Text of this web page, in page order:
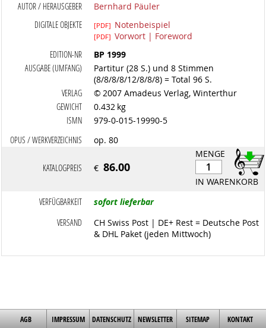
AUTOR / HERAUSGEBER
Bernhard Päuler
DIGITALE OBJEKTE
[PDF] Notenbeispiel
[PDF] Vorwort | Foreword
EDITION-NR
BP 1999
AUSGABE (UMFANG)
Partitur (28 S.) und 8 Stimmen
(8/8/8/8/12/8/8/8) = Total 96 S.
VERLAG
© 2007 Amadeus Verlag, Winterthur
GEWICHT
0.432 kg
ISMN
979-0-015-19990-5
OPUS / WERKVERZEICHNIS
op. 80
MENGE
IN WARENKORB
KATALOGPREIS €86.00
VERFÜGBARKEIT
sofort lieferbar
VERSAND
CH Swiss Post | DE+ Rest = Deutsche Post
& DHL Paket (jeden Mittwoch)
AGB IMPRESSUM DATENSCHUTZ NEWSLETTER SITEMAP KONTAKT